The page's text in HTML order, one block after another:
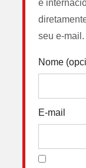
e
seu e-mail.
Nome
E-mail